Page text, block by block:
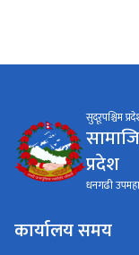
सुदूरपश्चिम
प्रदेश
धनगढी
कार्यालय समय